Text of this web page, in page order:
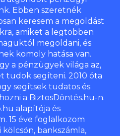
Ebben szeretnék
keresem a megoldást
amiket a legtöbben
megoldani, és
komoly hatása van.
a pénzügyek világa az,
tudok segíteni. 2010 óta
segítsek tudatos és
a BiztosDöntés.hu-n.
alapítója és
15 éve foglalkozom
kölcsön, bankszámla,